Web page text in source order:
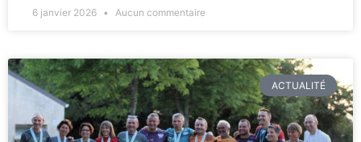
6 janvier 2026 Aucun commentaire
ACTUALITÉ